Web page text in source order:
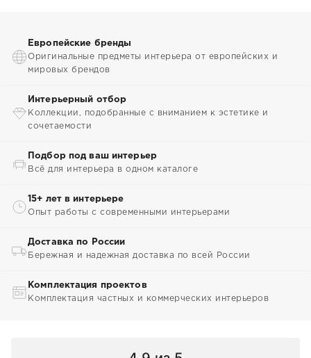
Европейские бренды
Оригинальные предметы интерьера от европейских и
мировых брендов
Интерьерный отбор
Коллекции, подобранные с вниманием к эстетике и
сочетаемости
Подбор под ваш интерьер
Всё для интерьера в одном каталоге
15+ лет в интерьере
Опыт работы с современными интерьерами
Доставка по России
Бережная и надежная доставка по всей России
Комплектация проектов
Комплектация частных и коммерческих интерьеров